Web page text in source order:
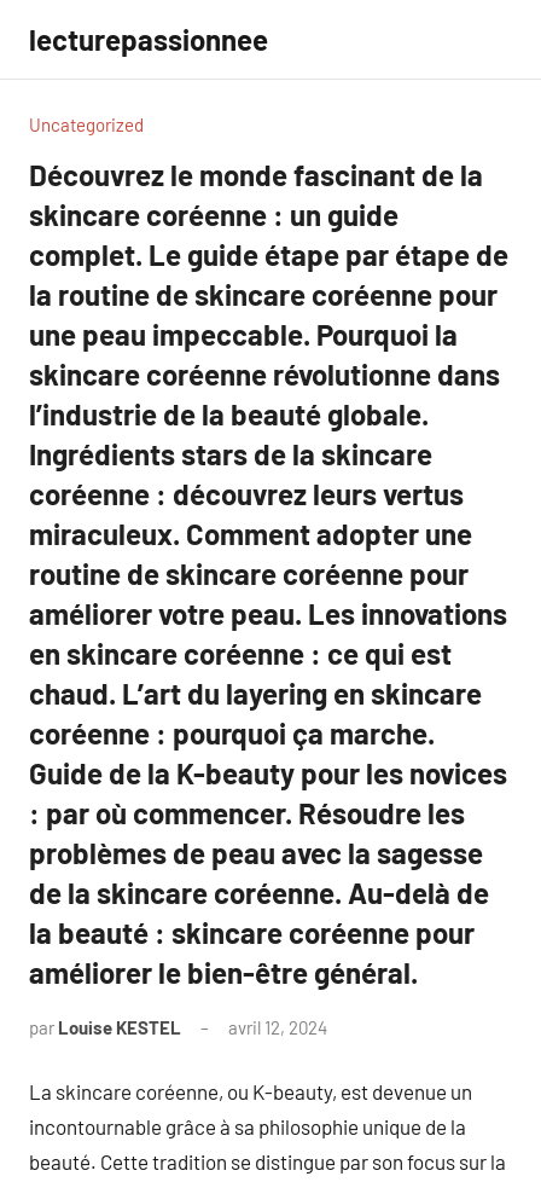
contenu
lecturepassionnee
Uncategorized
Découvrez le monde fascinant de la
skincare coréenne : un guide
complet. Le guide étape par étape de
la routine de skincare coréenne pour
une peau impeccable. Pourquoi la
skincare coréenne révolutionne dans
l’industrie de la beauté globale.
Ingrédients stars de la skincare
coréenne : découvrez leurs vertus
miraculeux. Comment adopter une
routine de skincare coréenne pour
améliorer votre peau. Les innovations
en skincare coréenne : ce qui est
chaud. L’art du layering en skincare
coréenne : pourquoi ça marche.
Guide de la K-beauty pour les novices
: par où commencer. Résoudre les
problèmes de peau avec la sagesse
de la skincare coréenne. Au-delà de
la beauté : skincare coréenne pour
améliorer le bien-être général.
par Louise KESTEL avril 12, 2024
La skincare coréenne, ou K-beauty, est devenue un
incontournable grâce à sa philosophie unique de la
beauté. Cette tradition se distingue par son focus sur la